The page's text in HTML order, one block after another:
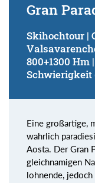
Gran
Skihochtour |
800+1300 Hm
Schwierigkeit
Eine großartige,
wahrlich
Aosta. Der Gran
gleichnamigen
lohnende,